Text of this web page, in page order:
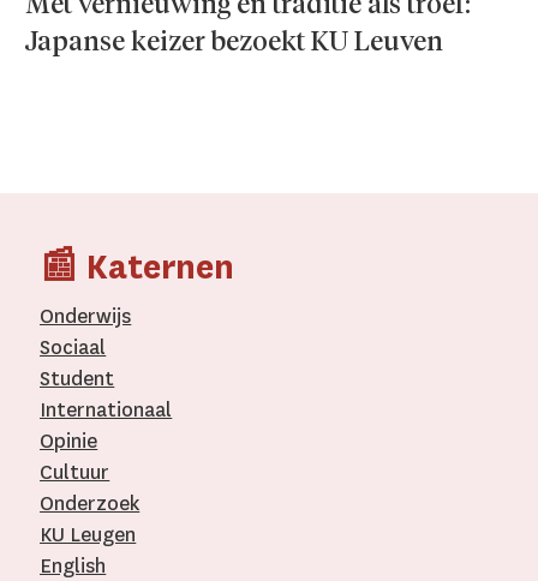
Met vernieuwing en traditie als troef:
Japanse keizer bezoekt KU Leuven
📰 Katernen
Onderwijs
Sociaal
Student
Internationaal­
Opinie
Cultuur
Onderzoek
KU Leugen
English